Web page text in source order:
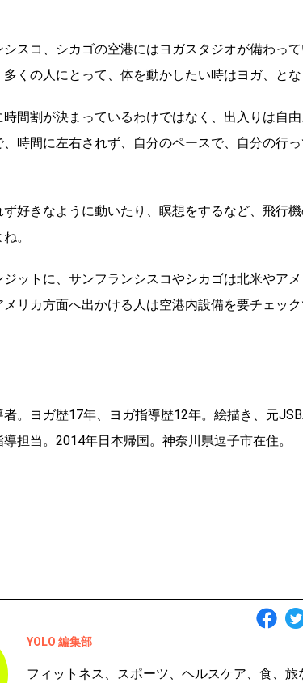
スコ、シカゴの空港にはヨガスタジオが備わっ
くの人にとって、体を動かしたい時はヨガ、とな
間割が決まっているわけではなく、出入りは自
時間に左右されず、自分のペースで、自分の行
好きなように動いたり、瞑想をするなど、飛行
。
ットに、サンフランシスコやシカゴは北米やア
リカ方面へ出かける人は空港内設備を要チェック
。ヨガ歴17年、ヨガ指導歴12年。絵描き、元
担当。2014年日本帰国。神奈川県逗子市在住。
YOLO 編集部
フィットネス、スポーツ、ヘルスケア、食、旅